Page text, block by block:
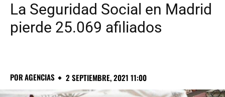
La Seguridad Social en Madrid
pierde 25.069 afiliados
PORAGENCIAS 2 SEPTIEMBRE, 2021 11:00